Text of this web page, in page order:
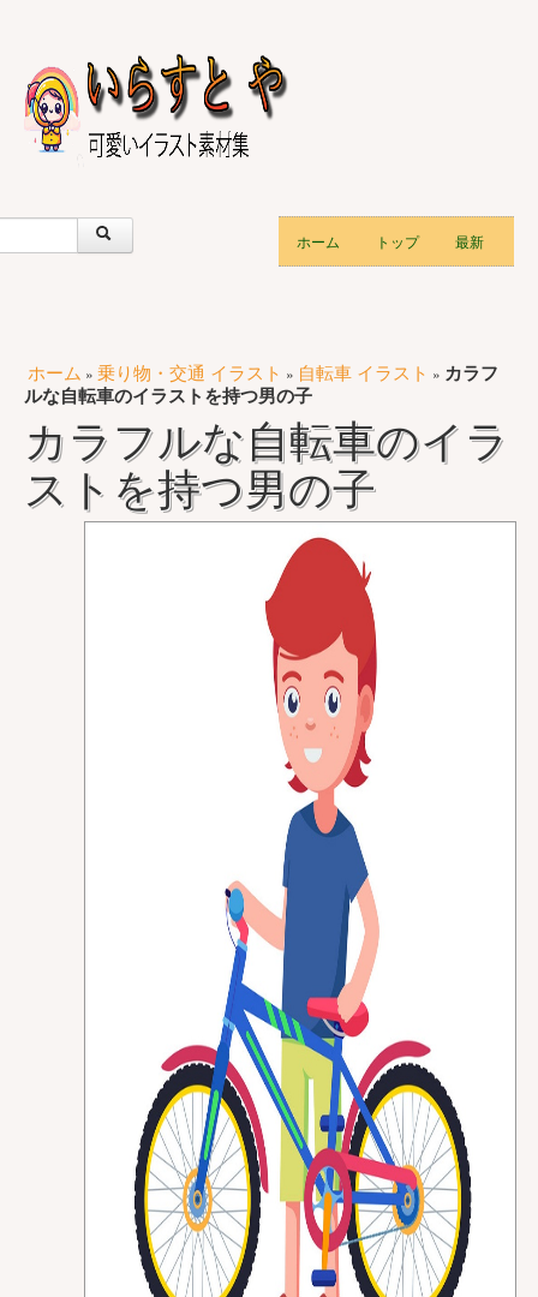
ホーム トップ 最新
ホーム » 乗り物・交通 イラスト » 自転車 イラスト » カラフ
ルな自転車のイラストを持つ男の子
カラフルな自転車のイラ
ストを持つ男の子